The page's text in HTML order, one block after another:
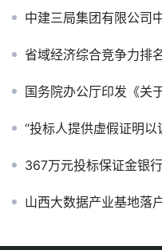
中建三局集团有限公司中电长城大
省域经济综合竞争力排名出
国务院办公厅印发《关于
“投标人提供虚假证明以
367万元投标保证金银
山西大数据产业基地落